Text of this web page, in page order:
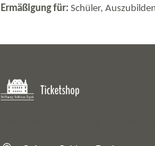
Ermäßigung für: Schüler,